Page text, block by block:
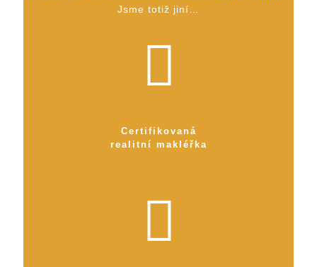
Jsme totiž jiní…
Certifikovaná
realitní makléřka